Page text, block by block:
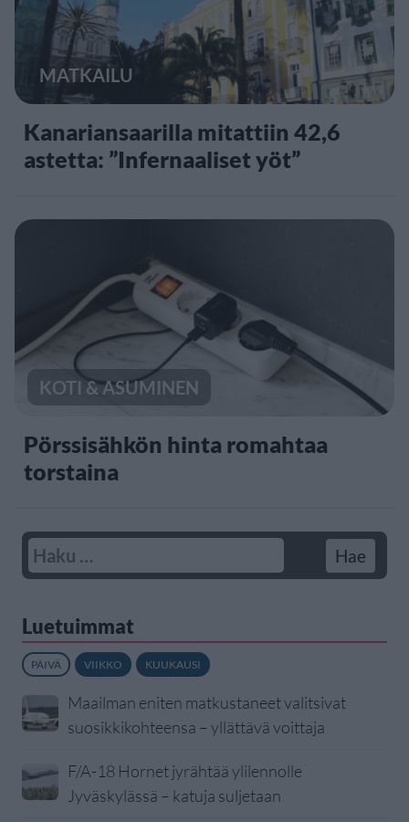
MATKAILU
Kanariansaarilla mitattiin 42,6
astetta: ”Infernaaliset yöt”
KOTI & ASUMINEN
Pörssisähkön hinta romahtaa
torstaina
Luetuimmat
PÄIVÄ VIIKKO KUUKAUSI
Maailman eniten matkustaneet valitsivat
suosikkikohteensa – yllättävä voittaja
F/A-18 Hornet jyrähtää ylilennolle
Jyväskylässä – katuja suljetaan